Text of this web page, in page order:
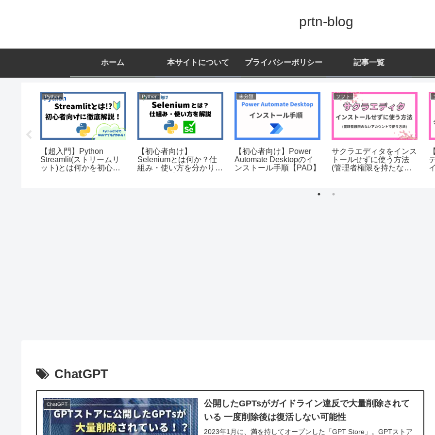
prtn-blog
ホーム 本サイトについて プライバシーポリシー 記事一覧
Python
【超入門】Python
Streamlit(ストリームリ
ット)とは何かを初心者
Python
【初心者向け】
Seleniumとは何か？仕
組み・使い方を分かりや
未分類
【初心者向け】Power
Automate Desktopのイ
ンストール手順【PAD】
ソフト
サクラエディタをインス
トールせずに使う方法
(管理者権限を持たない
ChatGPT
ChatGPT
公開したGPTsがガイドライン違反で大量削除されて
いる 一度削除後は復活しない可能性
2023年1月に、満を持してオープンした「GPT Store」。GPTストア